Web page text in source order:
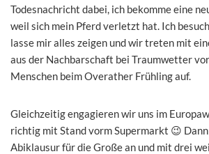
Todesnachricht dabei, ich bekomme eine
weil sich mein Pferd verletzt hat. Ich
lasse mir alles zeigen und wir treten mit
aus der Nachbarschaft bei Traumwetter
Menschen beim Overather Frühling auf.
Gleichzeitig engagieren wir uns im
richtig mit Stand vorm Supermarkt 😉
Abiklausur für die Große an und mit drei